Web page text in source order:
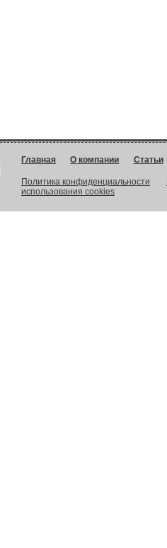
Главная О компании Статьи
Политика конфиденциальности
использования cookies